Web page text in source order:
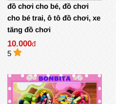
đồ chơi cho bé, đồ chơi
cho bé trai, ô tô đồ chơi, xe
tăng đồ chơi
10.000đ
5